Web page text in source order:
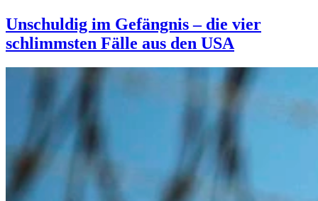
Unschuldig im Gefängnis – die vier
schlimmsten Fälle aus den USA